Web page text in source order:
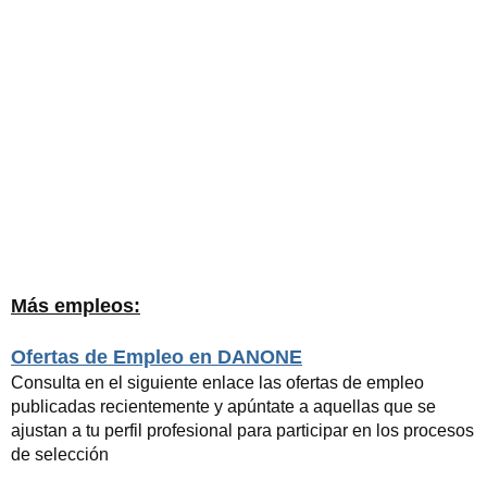
Más empleos:
Ofertas de Empleo en DANONE
Consulta en el siguiente enlace las ofertas de empleo
publicadas recientemente y apúntate a aquellas que se
ajustan a tu perfil profesional para participar en los procesos
de selección